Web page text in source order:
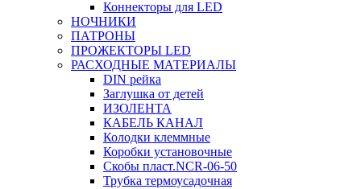
Коннекторы для LED
НОЧНИКИ
ПАТРОНЫ
ПРОЖЕКТОРЫ LED
РАСХОДНЫЕ МАТЕРИАЛЫ
DIN рейка
Заглушка от детей
ИЗОЛЕНТА
КАБЕЛЬ КАНАЛ
Колодки клеммные
Коробки установочные
Скобы пласт.NCR-06-50
Трубка термоусадочная